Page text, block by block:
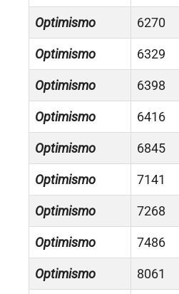
Optimismo 6270
Optimismo 6329
Optimismo 6398
Optimismo 6416
Optimismo 6845
Optimismo 7141
Optimismo 7268
Optimismo 7486
Optimismo 8061